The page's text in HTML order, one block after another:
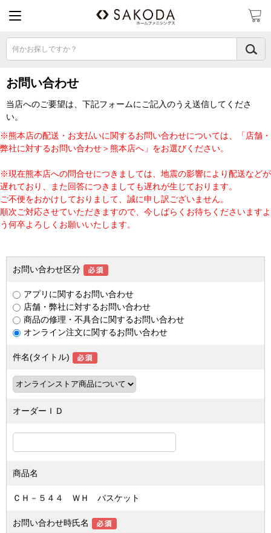
何かお探しですか？
お問い合わせ
当店へのご要望は、下記フォームにご記入のうえ送信してくださ
い。
※熊本店の配送・お支払いに関するお問い合わせについては、「店舗・
弊社に対するお問い合わせ＞熊本店へ」をお選びください。
※現在熊本店への問合せにつきましては、地震の影響により配送などが
遅れており、また回答につきましても遅れが生じております。
ご不便をおかけしておりまして、誠に申し訳ございません。
順次ご対応させていただきますので、今しばらくお待ちくださいますよ
う何卒よろしくお願いいたします。
お問い合わせ区分
アプリに関するお問い合わせ
店舗・弊社に対するお問い合わせ
商品の修理・不具合に関するお問い合わせ
オンライン注文に関するお問い合わせ
件名(タイトル)
オーダーＩＤ
商品名
ＣＨ－５４４ ＷＨ バスケット
お問い合わせ時氏名